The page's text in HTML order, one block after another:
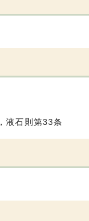
液石則第33条